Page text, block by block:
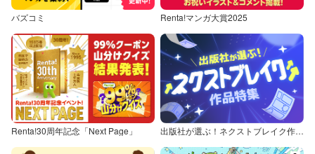
バズコミ Renta!マンガ大賞2025
Renta!30周年記念「Next Page」 出版社が選ぶ！ネクストブレイク作品特集